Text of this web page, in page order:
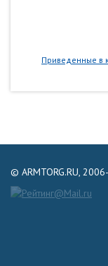
Приведенные в
© ARMTORG.RU,